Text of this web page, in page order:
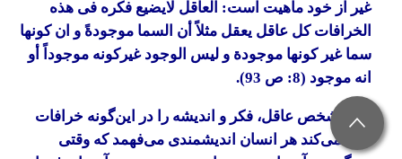
غیر از خود ماهیت است: العاقل لایضیع فکره فی هذه
الخرافات کل عاقل یعقل مثلاً أن السما موجودةً و ان کونها
سما غیر کونها موجودة و لیس الوجود غیرکونه موجوداً أو
انه موجود (8: ص 93).
شخص عاقل، فکر و اندیشه را در این‌گونه خرافات
تباه نمی‌کند هر انسان اندیشمندی می‌فهمد که وقتی